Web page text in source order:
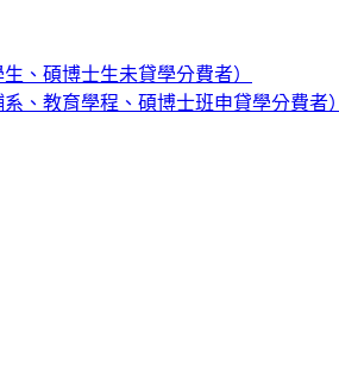
、碩博士生未貸學分費者）
、教育學程、碩博士班申貸學分費者）